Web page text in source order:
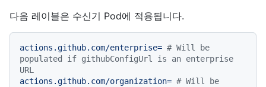
다음 레이블은 수신기 Pod에 적용됩니다.
actions.github.com/enterprise= # Will be
populated if githubConfigUrl is an enterprise
URL
actions.github.com/organization= # Will be